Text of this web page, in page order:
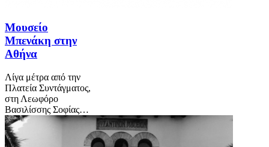
Μουσείο
Μπενάκη στην
Αθήνα
Λίγα μέτρα από την
Πλατεία Συντάγματος,
στη Λεωφόρο
Βασιλίσσης Σοφίας…